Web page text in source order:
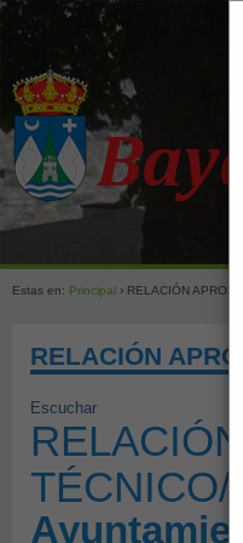
Estas en: Principal › RELACIÓN
RELACIÓN
Escuchar